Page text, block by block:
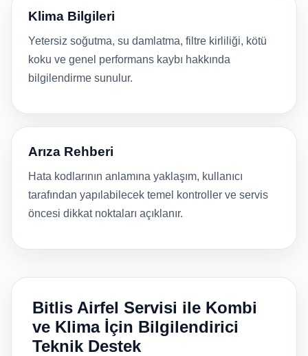
Klima Bilgileri
Yetersiz soğutma, su damlatma, filtre kirliliği, kötü
koku ve genel performans kaybı hakkında
bilgilendirme sunulur.
Arıza Rehberi
Hata kodlarının anlamına yaklaşım, kullanıcı
tarafından yapılabilecek temel kontroller ve servis
öncesi dikkat noktaları açıklanır.
Bitlis Airfel Servisi ile Kombi
ve Klima İçin Bilgilendirici
Teknik Destek